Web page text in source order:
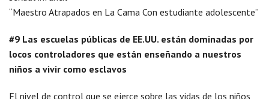
“Maestro Atrapados en La Cama Con estudiante adolescente”
#9 Las escuelas públicas de EE.UU. están dominadas por
locos controladores que están enseñando a nuestros
niños a vivir como esclavos
El nivel de control que se ejerce sobre las vidas de los niños